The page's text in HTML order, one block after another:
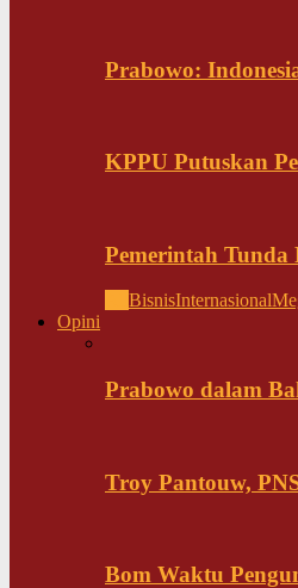
Prabowo:
KPPU Putuskan
Pemerintah
BisnisInternasional
Opini
Prabowo dalam
Troy Pantouw,
Bom Waktu